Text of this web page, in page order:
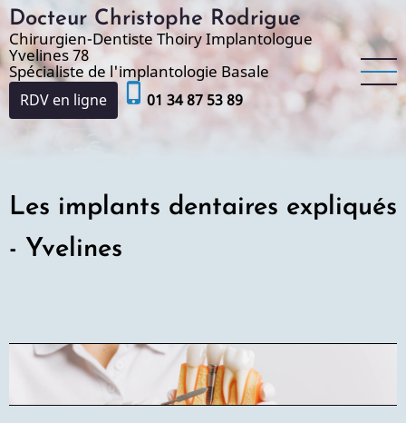
Aller
au
contenu
principal
Docteur Christophe Rodrigue
Chirurgien-Dentiste Thoiry Implantologue
Yvelines 78
Spécialiste de l'implantologie Basale
RDV en ligne phone_iphone 01 34 87 53 89
Les implants dentaires expliqués
- Yvelines